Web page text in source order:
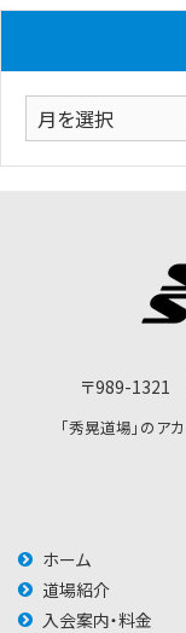
ー
カ
〒989-1321
「秀晃道場」のア
ホーム
道場紹介
入会案内・料金